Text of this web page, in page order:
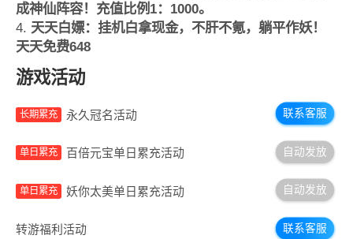
成神仙阵容！充值比例1：1000。
4. 天天白嫖：挂机白拿现金，不肝不氪，躺平作妖！
天天免费648
游戏活动
长期累充 永久冠名活动 联系客服
单日累充 百倍元宝单日累充活动 自动发放
单日累充 妖你太美单日累充活动 自动发放
转游福利活动 联系客服